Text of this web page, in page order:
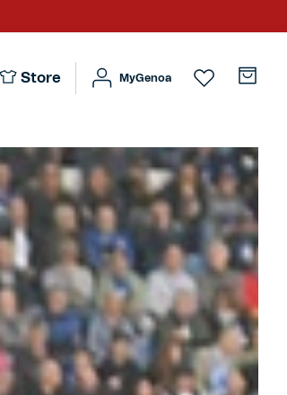
Store MyGenoa